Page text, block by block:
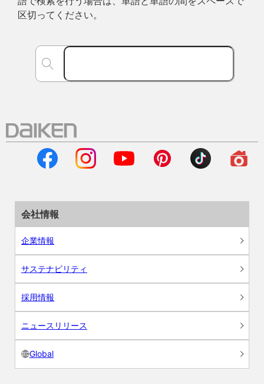
区切ってください。
会社情報
企業情報
サステナビリティ
採用情報
ニュースリリース
Global